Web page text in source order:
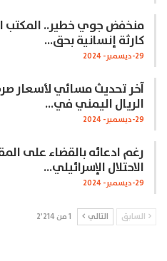
منخفض جوي خطير.. المكتب
كارثة إنسانية بحق…
29-ديسمبر- 2024
آخر تحديث مسائي لأسعار
الريال اليمني في…
29-ديسمبر- 2024
رغم ادعائه بالقضاء على
الاحتلال الإسرائيلي…
29-ديسمبر- 2024
السابق التالي 1 من 2٬214